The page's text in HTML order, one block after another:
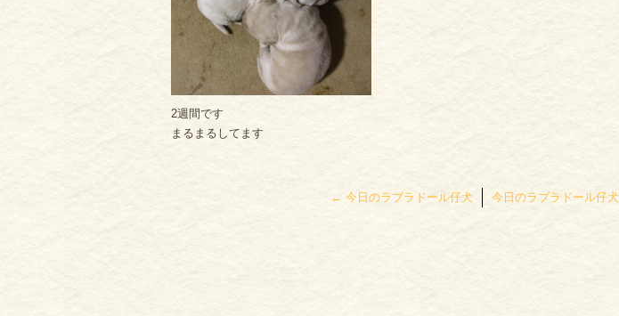
2週間です
まるまるしてます
← 今日のラブラドール仔犬 今日のラブラドール仔犬